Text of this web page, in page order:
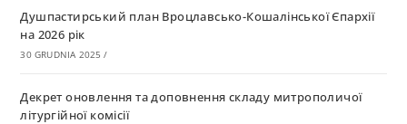
Душпастирський план Вроцлавсько-Кошалінської Єпархії
на 2026 рік
30 GRUDNIA 2025 /
Декрет оновлення та доповнення складу митрополичої
літургійної комісії